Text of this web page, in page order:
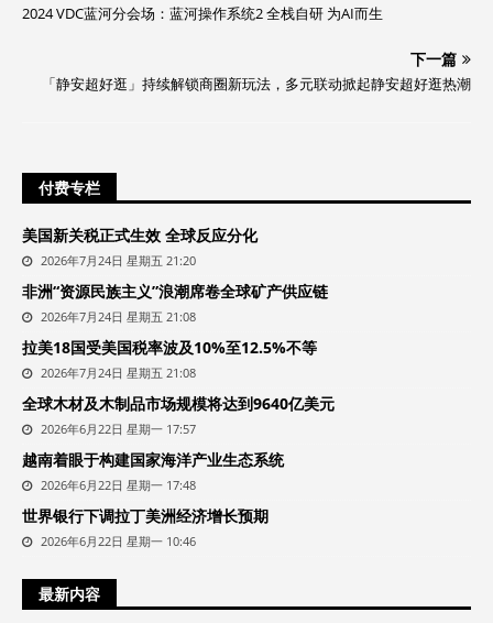
2024 VDC蓝河分会场：蓝河操作系统2 全栈自研 为AI而生
下一篇
「静安超好逛」持续解锁商圈新玩法，多元联动掀起静安超好逛热潮
付费专栏
美国新关税正式生效 全球反应分化
2026年7月24日 星期五 21:20
非洲“资源民族主义”浪潮席卷全球矿产供应链
2026年7月24日 星期五 21:08
拉美18国受美国税率波及10%至12.5%不等
2026年7月24日 星期五 21:08
全球木材及木制品市场规模将达到9640亿美元
2026年6月22日 星期一 17:57
越南着眼于构建国家海洋产业生态系统
2026年6月22日 星期一 17:48
世界银行下调拉丁美洲经济增长预期
2026年6月22日 星期一 10:46
最新内容